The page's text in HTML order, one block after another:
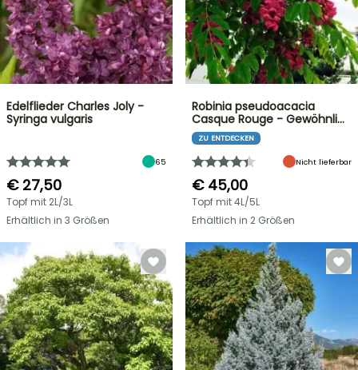
Edelflieder Charles Joly -
Syringa vulgaris
65
€ 27,50
Topf mit 2L/3L
Erhältlich in 3 Größen
Robinia pseudoacacia
Casque Rouge - Gewöhnli…
ZU ENTDECKEN
Nicht lieferbar
€ 45,00
Topf mit 4L/5L
Erhältlich in 2 Größen